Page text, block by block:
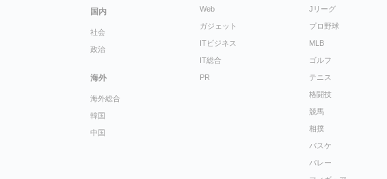
国内
社会
政治
海外
海外総合
韓国
中国
Web
ガジェット
ITビジネス
IT総合
PR
Jリーグ
プロ野球
MLB
ゴルフ
テニス
格闘技
競馬
相撲
バスケ
バレー